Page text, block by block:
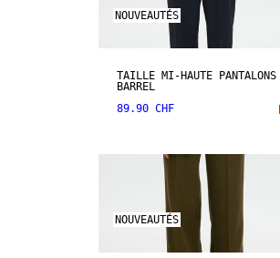
NOUVEAUTÉS
TAILLE MI-HAUTE PANTALONS
BARREL
89.90 CHF
NOUVEAUTÉS